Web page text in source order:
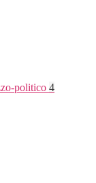
politico 4